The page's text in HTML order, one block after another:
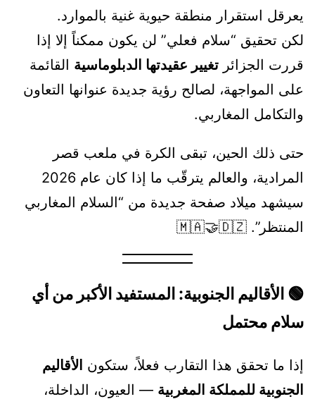
يعرقل استقرار منطقة حيوية غنية بالموارد.
لكن تحقيق “سلام فعلي” لن يكون ممكناً إلا إذا
قررت الجزائر تغيير عقيدتها الدبلوماسية القائمة
على المواجهة، لصالح رؤية جديدة عنوانها التعاون
والتكامل المغاربي.
حتى ذلك الحين، تبقى الكرة في ملعب قصر
المرادية، والعالم يترقّب ما إذا كان عام 2026
سيشهد ميلاد صفحة جديدة من “السلام المغاربي
المنتظر”. 🇲🇦🤝🇩🇿
🟢 الأقاليم الجنوبية: المستفيد الأكبر من أي
سلام محتمل
إذا ما تحقق هذا التقارب فعلاً، ستكون الأقاليم
الجنوبية للمملكة المغربية — العيون، الداخلة،